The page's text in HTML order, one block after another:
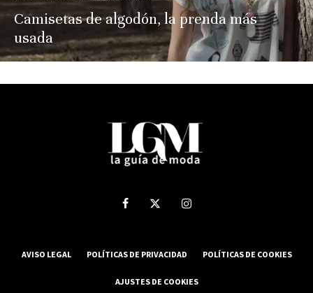
Camisetas de algodón, la prenda más
usada
AVISO LEGAL POLÍTICAS DE PRIVACIDAD POLÍTICAS DE COOKIES
AJUSTES DE COOKIES